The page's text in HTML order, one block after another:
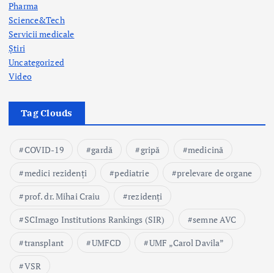
Pharma
Science&Tech
Servicii medicale
Știri
Uncategorized
Video
Tag Clouds
COVID-19 gardă gripă
medicină
medici rezidenți
pediatrie
prelevare de organe
prof. dr. Mihai Craiu
rezidenți
SCImago Institutions Rankings (SIR)
semne AVC
transplant
UMFCD
UMF „Carol Davila”
VSR